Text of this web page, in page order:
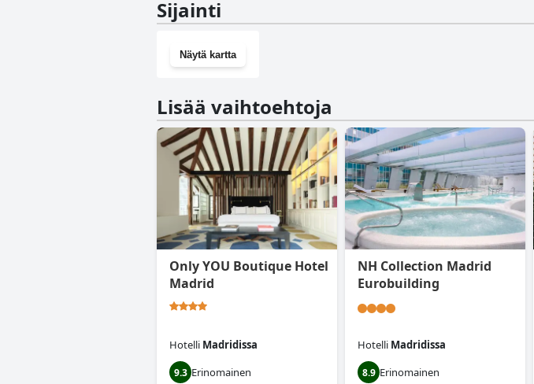
Sijainti
Näytä kartta
Lisää vaihtoehtoja
Only YOU Boutique Hotel
Madrid
Hotelli Madridissa
9.3 Erinomainen
NH Collection Madrid
Eurobuilding
Hotelli Madridissa
8.9 Erinomainen